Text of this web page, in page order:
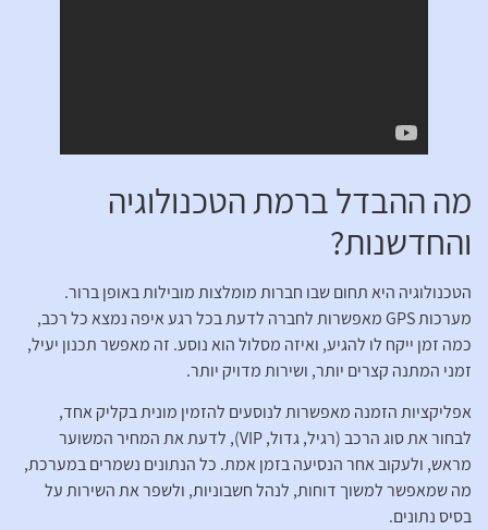
מה ההבדל ברמת הטכנולוגיה
והחדשנות?
הטכנולוגיה היא תחום שבו חברות מומלצות מובילות באופן ברור.
מערכות GPS מאפשרות לחברה לדעת בכל רגע איפה נמצא כל רכב,
כמה זמן ייקח לו להגיע, ואיזה מסלול הוא נוסע. זה מאפשר תכנון יעיל,
זמני המתנה קצרים יותר, ושירות מדויק יותר.
אפליקציות הזמנה מאפשרות לנוסעים להזמין מונית בקליק אחד,
לבחור את סוג הרכב (רגיל, גדול, VIP), לדעת את המחיר המשוער
מראש, ולעקוב אחר הנסיעה בזמן אמת. כל הנתונים נשמרים במערכת,
מה שמאפשר למשוך דוחות, לנהל חשבוניות, ולשפר את השירות על
בסיס נתונים.